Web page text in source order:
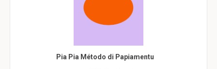
Pia Pia Método di Papiamentu